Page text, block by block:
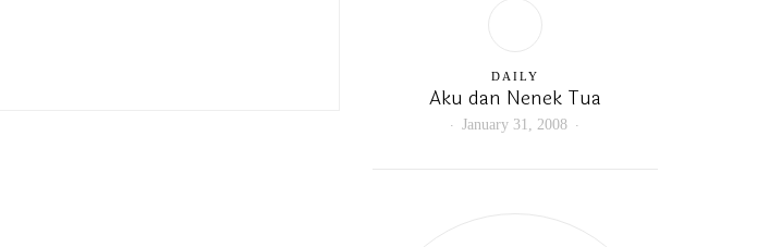
DAILY
Aku dan Nenek Tua
January 31, 2008